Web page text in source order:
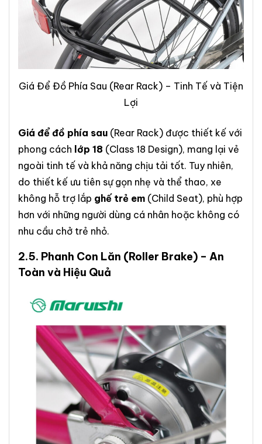
Giá Để Đồ Phía Sau (Rear Rack) – Tinh Tế và Tiện
Lợi
Giá để đồ phía sau (Rear Rack) được thiết kế với
phong cách lớp 18 (Class 18 Design), mang lại vẻ
ngoài tinh tế và khả năng chịu tải tốt. Tuy nhiên,
do thiết kế ưu tiên sự gọn nhẹ và thể thao, xe
không hỗ trợ lắp ghế trẻ em (Child Seat), phù hợp
hơn với những người dùng cá nhân hoặc không có
nhu cầu chở trẻ nhỏ.
2.5. Phanh Con Lăn (Roller Brake) – An
Toàn và Hiệu Quả